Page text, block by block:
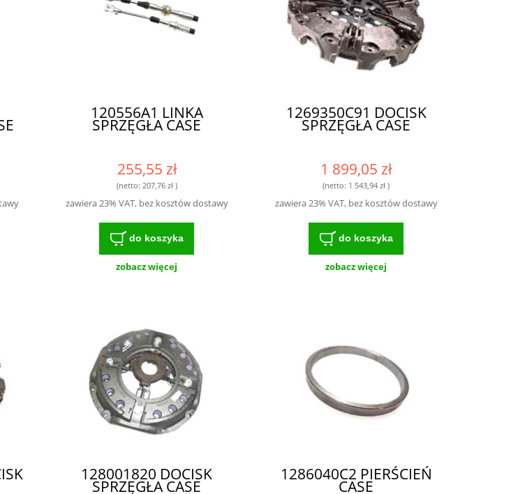
120556A1 LINKA
SPRZĘGŁA CASE
255,55 zł
(netto: 207,76 zł)
zawiera 23% VAT, bez kosztów dostawy
do koszyka
zobacz więcej
1269350C91 DOCISK
SPRZĘGŁA CASE
1 899,05 zł
(netto: 1 543,94 zł )
zawiera 23% VAT, bez kosztów dostawy
do koszyka
zobacz więcej
128001820 DOCISK
SPRZĘGŁA CASE
1286040C2 PIERŚCIEŃ
CASE